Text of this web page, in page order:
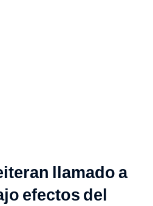
llamado a
efectos del